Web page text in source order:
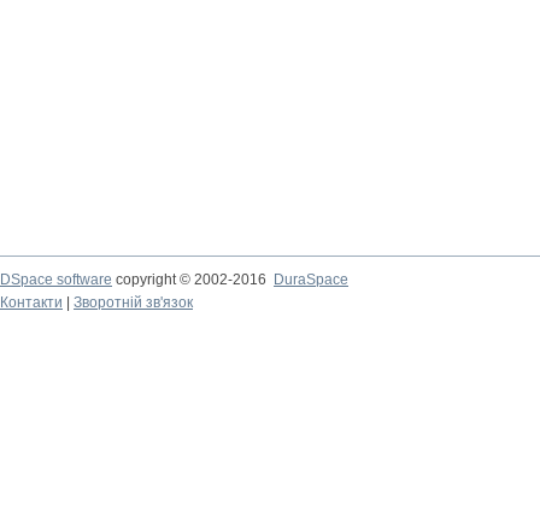
DSpace software copyright © 2002-2016
DuraSpace
Контакти
Зворотній зв'язок